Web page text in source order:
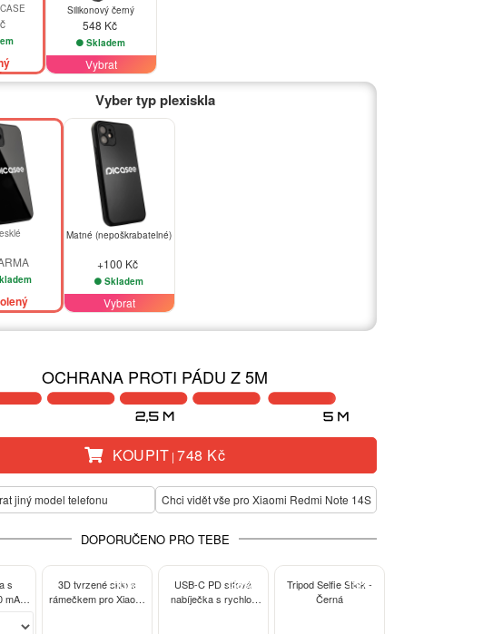
Silikonový černý
548 Kč
Skladem
Vybrat
Vyber typ plexiskla
Matné (nepoškrabatelné)
+100 Kč
Skladem
Vybrat
OCHRANA PROTI PÁDU Z 5M
KOUPIT |748 Kč
jiný model telefonu Chci vidět vše pro Xiaomi Redmi Note 14S
DOPORUČENO PRO TEBE
s
mAh
-13%
3D tvrzené sklo s
rámečkem pro Xiaomi
-38%
USB-C PD síťová
nabíječka s rychlo-
-15%
Tripod Selfie Stick -
Černá